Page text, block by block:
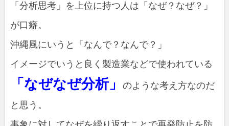
「分析思考」を上位に持つ人は「なぜ？なぜ？」
が口癖。
沖縄風にいうと「なんで？なんで？」
イメージでいうと良く製造業などで使われている
「なぜなぜ分析」
のような考え方なのだ
と思う。